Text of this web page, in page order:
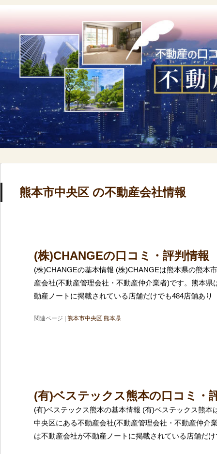
熊本市中央区 の不動産会社情報
(株)CHANGEの口コミ・評判情報
(株)CHANGEの基本情報 (株)CHANGEは熊本県の熊本
産会社(不動産管理会社・不動産仲介業者)です。熊本県
動産ノートに掲載されている店舗だけでも484店舗あり
関連ページ | 熊本市中央区 熊本県
(有)ベステックス熊本の口コミ・
(有)ベステックス熊本の基本情報 (有)ベステックス熊本
中央区にある不動産会社(不動産管理会社・不動産仲介
は不動産会社が不動産ノートに掲載されている店舗だ